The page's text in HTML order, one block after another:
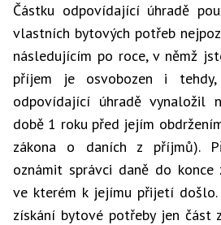
Částku odpovídající úhradě
vlastních bytových potřeb
následujícím po roce, v němž
příjem je osvobozen i
odpovídající úhradě vynaložil
době 1 roku před jejím
zákona o daních z příjmů).
oznámit správci daně do konce
ve kterém k jejímu přijetí došlo.
získání bytové potřeby jen část